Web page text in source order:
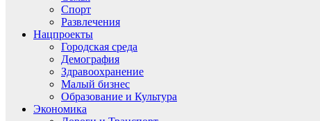
Спорт
Развлечения
Нацпроекты
Городская среда
Демография
Здравоохранение
Малый бизнес
Образование и Культура
Экономика